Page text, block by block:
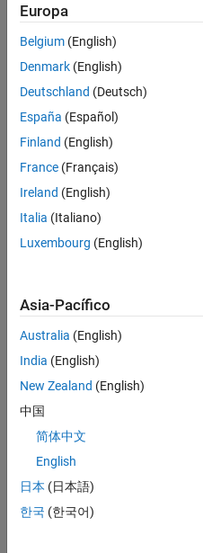
Software Process Engineering
Web Applications and Services
puestos
disponibles
que
se
correspondan
con
sus
criterios
de
búsqueda.
Pruebe
ampliar
su
todos
empleos.
Si aun
así no
ninguna
vacante
que se
a sus
cualificaciones,
Europa
Belgium (English)
Denmark (English)
Deutschland (Deutsch)
España (Español)
Finland (English)
France (Français)
Ireland (English)
Italia (Italiano)
Luxembourg (English)
Asia-Pacífico
Australia (English)
India (English)
New Zealand (English)
中国
简体中文
English
日本 (日本語)
한국 (한국어)